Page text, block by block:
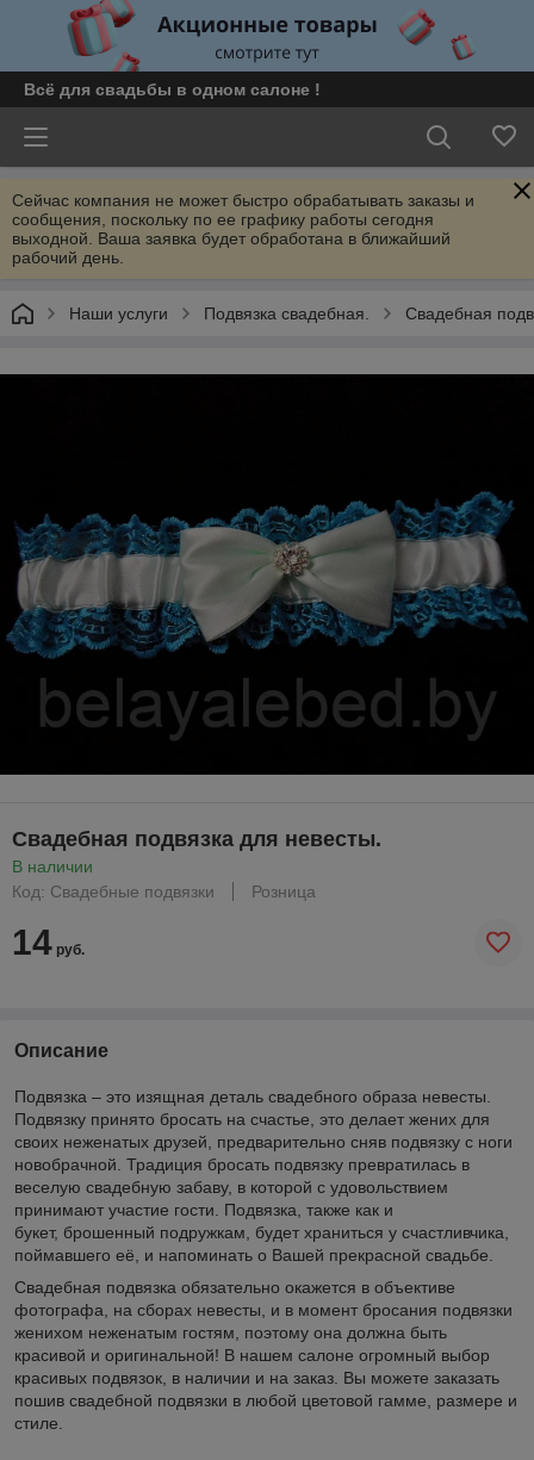
Всё для свадьбы в одном салоне !
Сейчас компания не может быстро обрабатывать заказы и
сообщения, поскольку по ее графику работы сегодня
выходной. Ваша заявка будет обработана в ближайший
рабочий день.
Наши услуги Подвязка свадебная. Свадебная
Свадебная подвязка для невесты.
В наличии
Код: Свадебные подвязки
Розница
14 руб.
Описание
Подвязка – это изящная деталь свадебного образа невесты.
Подвязку принято бросать на счастье, это делает жених для
своих неженатых друзей, предварительно сняв подвязку с ноги
новобрачной. Традиция бросать подвязку превратилась в
веселую свадебную забаву, в которой с удовольствием
принимают участие гости. Подвязка, также как и
букет, брошенный подружкам, будет храниться у счастливчика,
поймавшего её, и напоминать о Вашей прекрасной свадьбе.
Свадебная подвязка обязательно окажется в объективе
фотографа, на сборах невесты, и в момент бросания подвязки
женихом неженатым гостям, поэтому она должна быть
красивой и оригинальной! В нашем салоне огромный выбор
красивых подвязок, в наличии и на заказ. Вы можете заказать
пошив свадебной подвязки в любой цветовой гамме, размере и
стиле.